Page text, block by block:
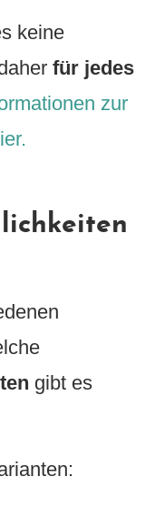
keine
für jedes
zur
gibt es